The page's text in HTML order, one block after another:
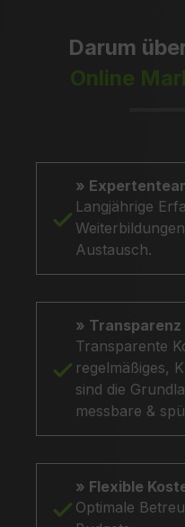
Darum
Online
»
Langjährige
Austausch.
» Transparenz
Transparente
regelmäßiges,
sind die
messbare &
» Flexible
Optimale